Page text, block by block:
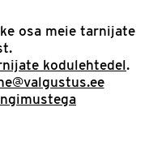
osa meie tarnijate
kodulehtedel.